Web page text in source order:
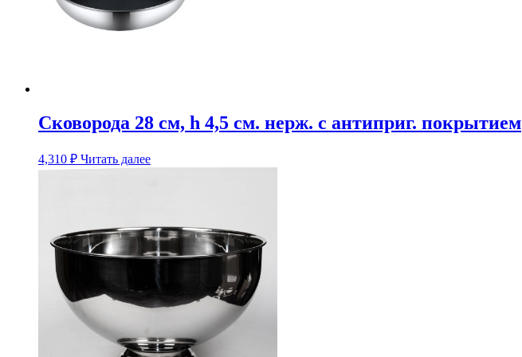
Сковорода 28 см, h 4,5 см. нерж. с антиприг. покрытием
4,310 ₽ Читать далее